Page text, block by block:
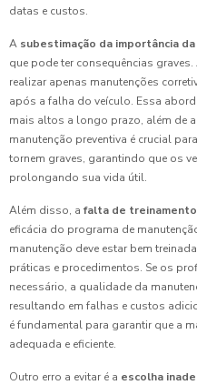
datas e custos.
A subestimação da importância
que pode ter consequências
realizar apenas manutenções
após a falha do veículo. Essa
mais altos a longo prazo, além de
manutenção preventiva é crucial
tornem graves, garantindo que os
prolongando sua vida útil.
Além disso, a falta de
eficácia do programa de
manutenção deve estar bem
práticas e procedimentos. Se os
necessário, a qualidade da
resultando em falhas e custos
é fundamental para garantir que a
adequada e eficiente.
Outro erro a evitar é a escolha